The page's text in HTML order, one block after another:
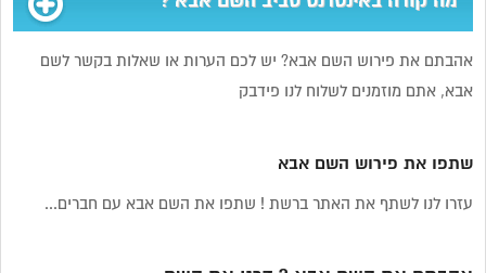
אהבתם את פירוש השם אבא? יש לכם הערות או שאלות בקשר לשם
אבא, אתם מוזמנים לשלוח לנו פידבק
שתפו את פירוש השם אבא
עזרו לנו לשתף את האתר ברשת ! שתפו את השם אבא עם חברים...